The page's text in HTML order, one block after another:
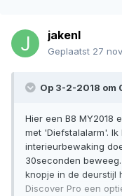
jakenl
Geplaatst 27
Op 3-2-2018 om
Hier een B8 MY2018
met 'Diefstalalarm'.
interieurbewaking
30seconden
knopje in de deurstijl
Discover Pro een